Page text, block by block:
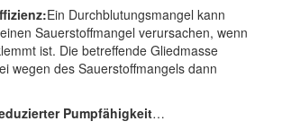
Ein Durchblutungsmangel kann
Sauerstoffmangel verursachen, wenn
ist. Die betreffende Gliedmasse
wegen des Sauerstoffmangels dann
Pumpfähigkeit…